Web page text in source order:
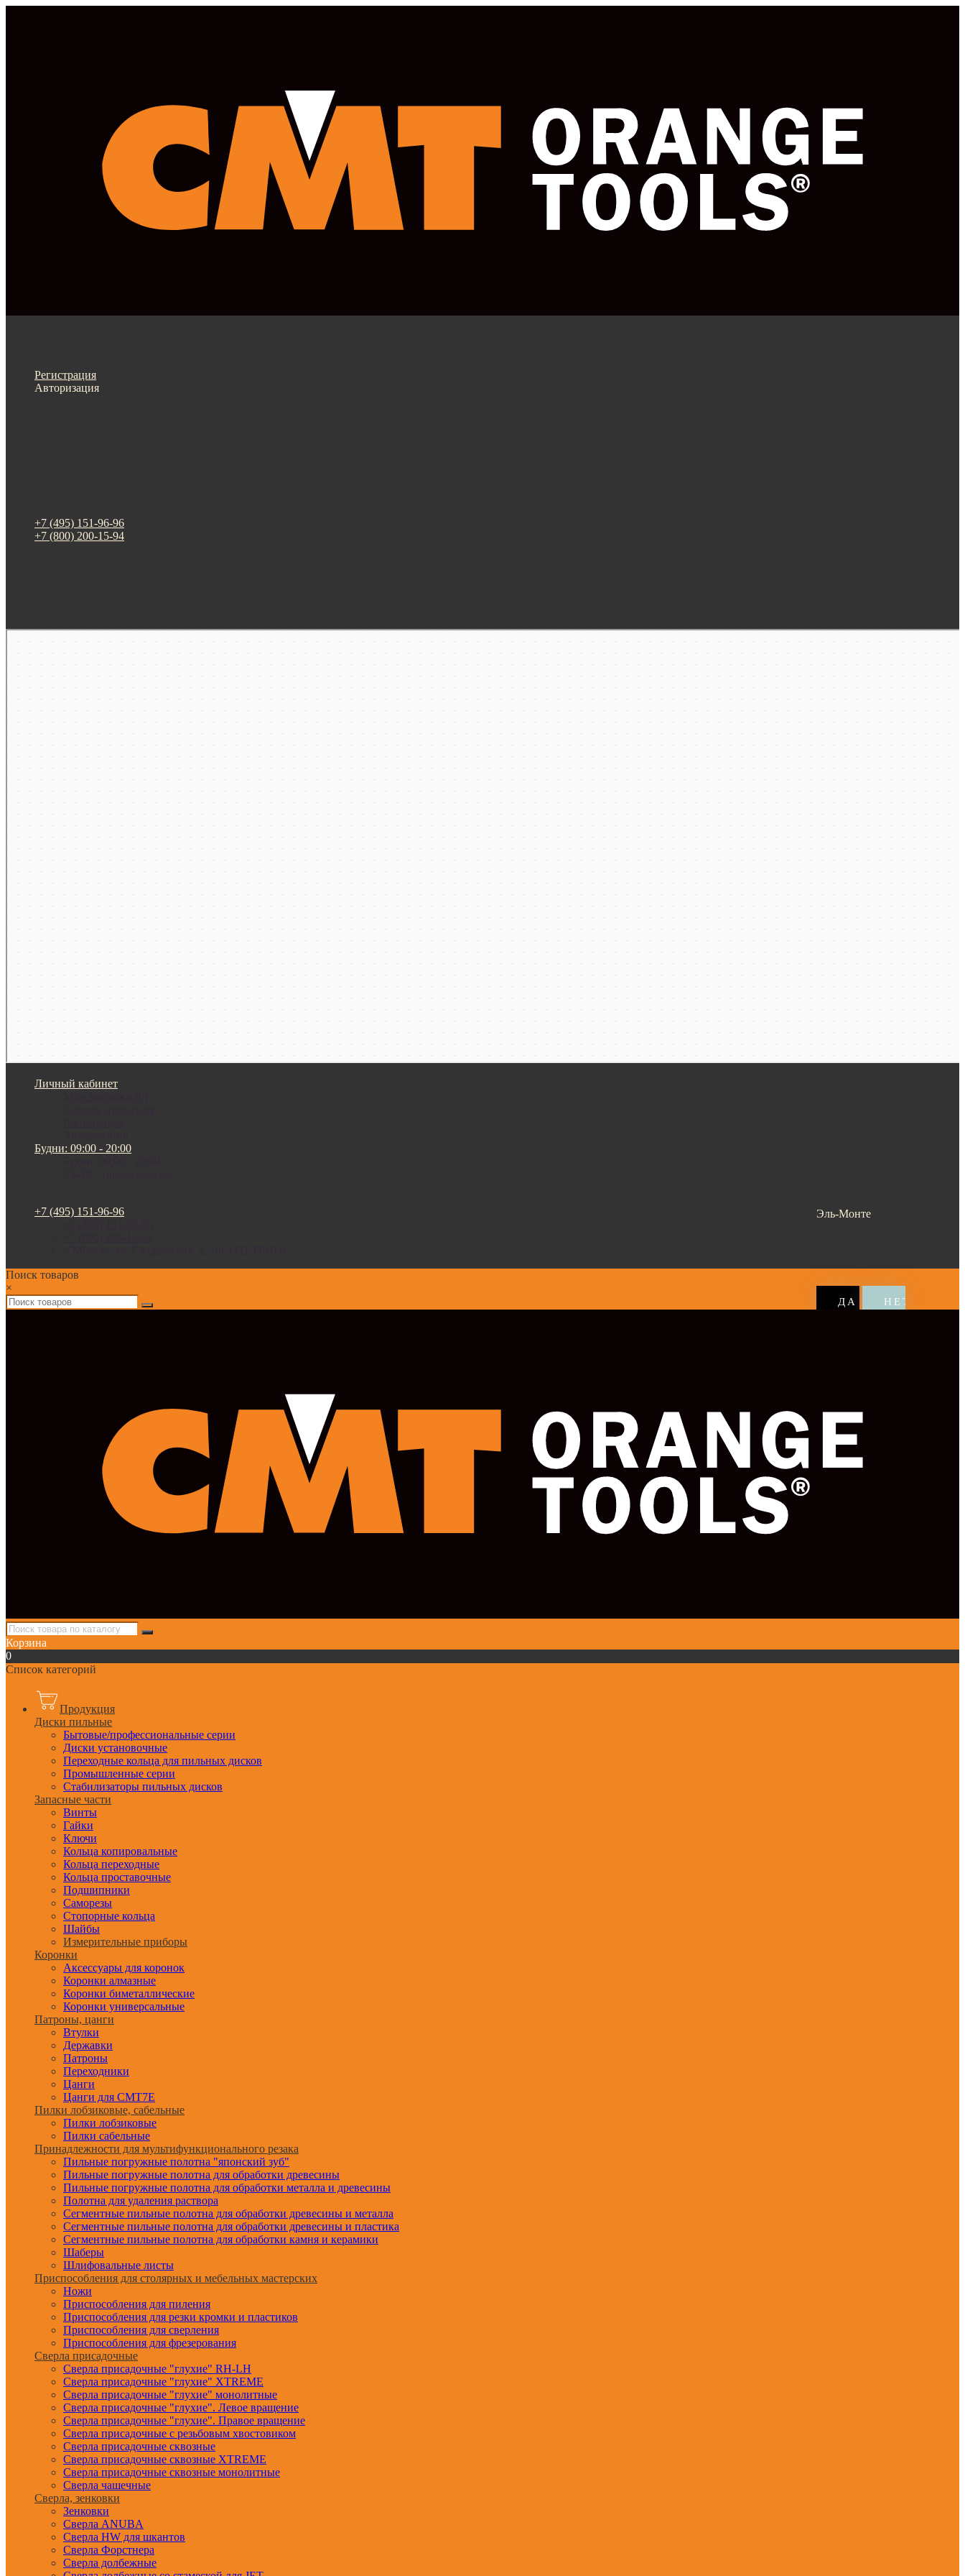
Регистрация
Авторизация
+7 (495) 151-96-96
+7 (800) 200-15-94
Москва
Личный кабинет
Будни: 09:00 - 20:00
Эль-Монте
+7 (495) 151-96-96
Поиск товаров
×
Корзина
0
Список категорий
Продукция
Диски пильные
Бытовые/профессиональные серии
Диски установочные
Переходные кольца для пильных дисков
Промышленные серии
Стабилизаторы пильных дисков
Запасные части
Винты
Гайки
Ключи
Кольца копировальные
Кольца переходные
Кольца проставочные
Подшипники
Саморезы
Стопорные кольца
Шайбы
Измерительные приборы
Коронки
Аксессуары для коронок
Коронки алмазные
Коронки биметаллические
Коронки универсальные
Патроны, цанги
Втулки
Державки
Патроны
Переходники
Цанги
Цанги для CMT7E
Пилки лобзиковые, сабельные
Пилки лобзиковые
Пилки сабельные
Принадлежности для мультифункционального резака
Пильные погружные полотна "японский зуб"
Пильные погружные полотна для обработки древесины
Пильные погружные полотна для обработки металла и древесины
Полотна для удаления раствора
Сегментные пильные полотна для обработки древесины и металла
Сегментные пильные полотна для обработки древесины и пластика
Сегментные пильные полотна для обработки камня и керамики
Шаберы
Шлифовальные листы
Приспособления для столярных и мебельных мастерских
Ножи
Приспособления для пиления
Приспособления для резки кромки и пластиков
Приспособления для сверления
Приспособления для фрезерования
Сверла присадочные
Сверла присадочные "глухие" RH-LH
Сверла присадочные "глухие" XTREME
Сверла присадочные "глухие" монолитные
Сверла присадочные "глухие". Левое вращение
Сверла присадочные "глухие". Правое вращение
Сверла присадочные с резьбовым хвостовиком
Сверла присадочные сквозные
Сверла присадочные сквозные XTREME
Сверла присадочные сквозные монолитные
Сверла чашечные
Сверла, зенковки
Зенковки
Сверла ANUBA
Сверла HW для шкантов
Сверла Форстнера
Сверла долбежные